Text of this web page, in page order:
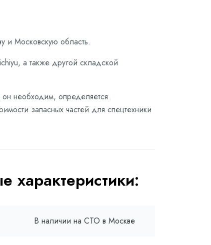
и Московскую область.
а также другой складской
он необходим, определяется
запасных частей для спецтехники
характеристики:
В наличии на СТО в Москве